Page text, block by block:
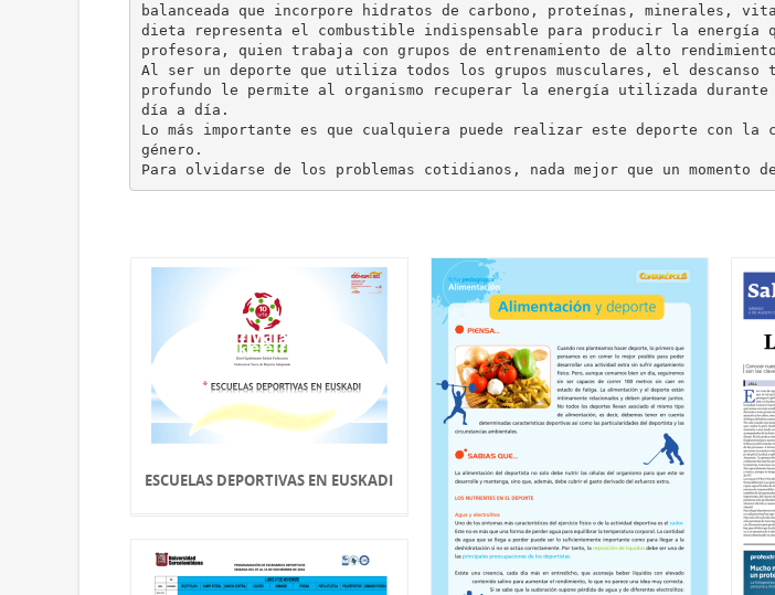
balanceada que incorpore hidratos de carbono, proteínas, minerales,
dieta representa el combustible indispensable para producir la energía
profesora, quien trabaja con grupos de entrenamiento de alto
Al ser un deporte que utiliza todos los grupos musculares, el descanso
profundo le permite al organismo recuperar la energía utilizada
día a día.
Lo más importante es que cualquiera puede realizar este deporte con
género.
ESCUELAS DEPORTIVAS EN EUSKADI